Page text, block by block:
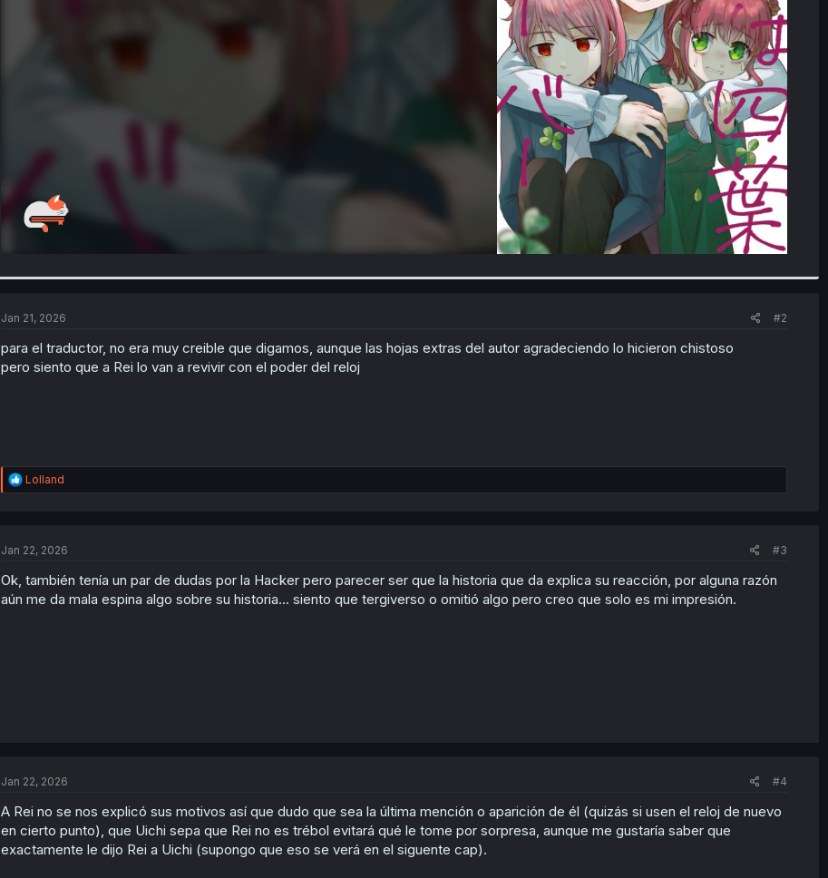
Jan 21, 2026 #2
para el traductor, no era muy creible que digamos, aunque las hojas extras del autor agradeciendo lo hicieron chistoso
pero siento que a Rei lo van a revivir con el poder del reloj
R
e
i
n
s
Lolland
Jan 22, 2026 #3
Ok, también tenía un par de dudas por la Hacker pero parecer ser que la historia que da explica su reacción, por alguna razón
aún me da mala espina algo sobre su historia... siento que tergiverso o omitió algo pero creo que solo es mi impresión.
Jan 22, 2026 #4
A Rei no se nos explicó sus motivos así que dudo que sea la última mención o aparición de él (quizás si usen el reloj de nuevo
en cierto punto), que Uichi sepa que Rei no es trébol evitará qué le tome por sorpresa, aunque me gustaría saber que
exactamente le dijo Rei a Uichi (supongo que eso se verá en el siguente cap).